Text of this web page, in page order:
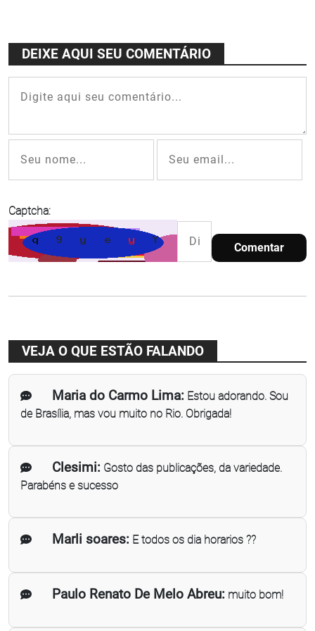
dos Pais
Centro
DEIXE AQUI SEU COMENTÁRIO
Captcha:
Comentar
VEJA O QUE ESTÃO FALANDO
Maria do Carmo Lima:Estou adorando. Sou
de Brasília, mas vou muito no Rio. Obrigada!
Clesimi:Gosto das publicações, da variedade.
Parabéns e sucesso
Marli soares:E todos os dia horarios ??
Paulo Renato De Melo Abreu:muito bom!